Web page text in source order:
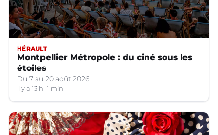
HÉRAULT
Montpellier Métropole : du ciné sous les
étoiles
Du 7 au 20 août 2026.
il y a 13 h 1 min